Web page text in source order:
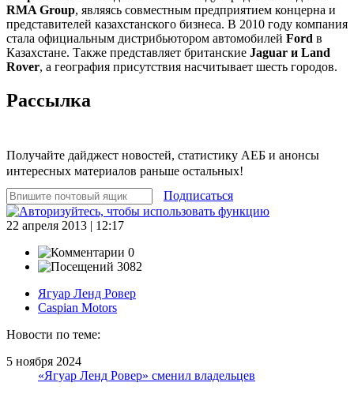
RMA Group, являясь совместным предприятием концерна и
представителей казахстанского бизнеса. В 2010 году компания
стала официальным дистрибьютором автомобилей Ford в
Казахстане. Также представляет британские Jaguar и Land
Rover, а география присутствия насчитывает шесть городов.
Рассылка
Получайте дайджест новостей, статистику АЕБ и анонсы
интересных материалов раньше остальных!
Подписаться
22 апреля 2013 | 12:17
0
3082
Ягуар Ленд Ровер
Caspian Motors
Новости по теме:
5 ноября 2024
«Ягуар Ленд Ровер» сменил владельцев